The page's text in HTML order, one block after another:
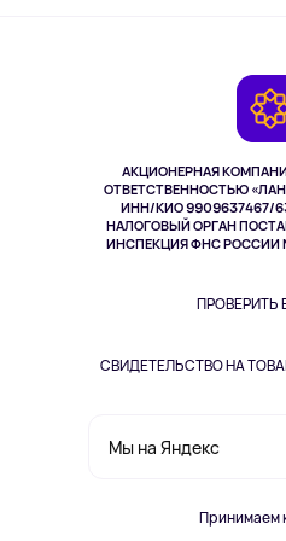
АКЦИОНЕРНАЯ
ОТВЕТСТВЕННОСТЬЮ
ИНН/КИО 9909637467/
НАЛОГОВЫЙ ОРГАН
ИНСПЕКЦИЯ ФНС РОССИИ
ПРОВЕРИТЬ
СВИДЕТЕЛЬСТВО НА
Мы на Яндекс
Принимаем
Здоровье питомцев
Одежда и аксессуары